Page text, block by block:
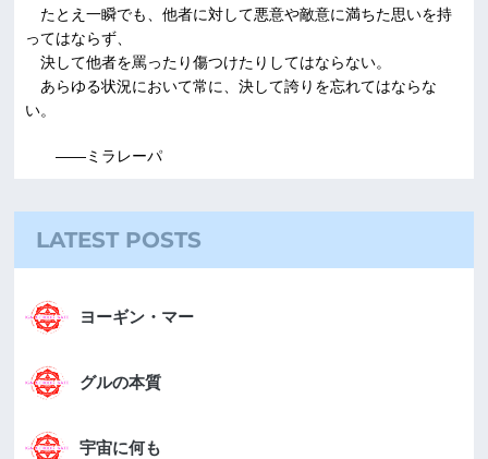
たとえ一瞬でも、他者に対して悪意や敵意に満ちた思いを持
ってはならず、
決して他者を罵ったり傷つけたりしてはならない。
あらゆる状況において常に、決して誇りを忘れてはならな
い。
――ミラレーパ
LATEST POSTS
ヨーギン・マー
グルの本質
宇宙に何も